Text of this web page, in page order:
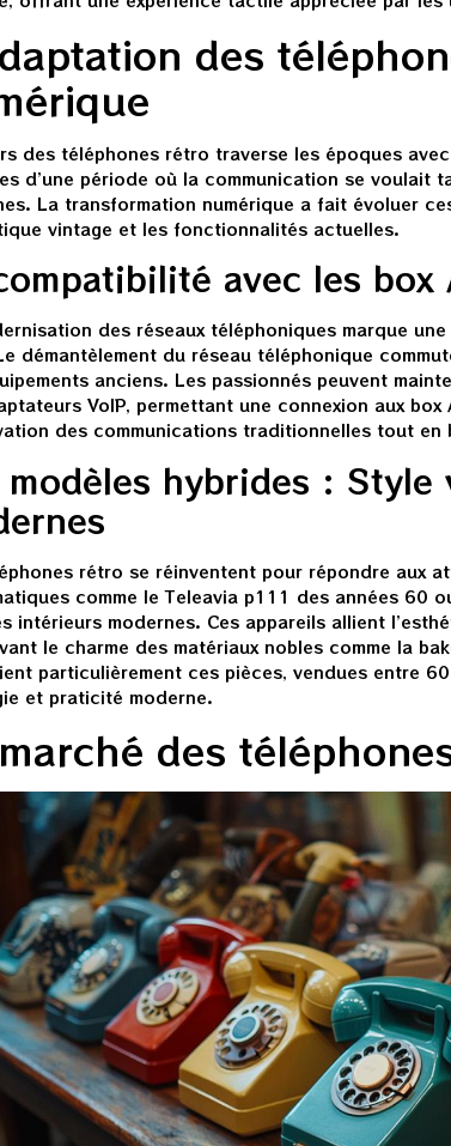
des
des téléphones rétro traverse les époques
d’une période où la communication se voulait
La transformation numérique a fait évoluer
vintage et les fonctionnalités actuelles.
avec les box
des réseaux téléphoniques marque
démantèlement du réseau téléphonique
anciens. Les passionnés peuvent
VoIP, permettant une connexion aux
des communications traditionnelles tout
modèles hybrides :
rétro se réinventent pour répondre aux
comme le Teleavia p111 des années 60
intérieurs modernes. Ces appareils allient
le charme des matériaux nobles comme la
particulièrement ces pièces, vendues entre
et praticité moderne.
des